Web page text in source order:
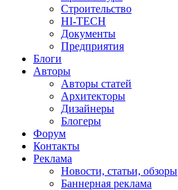
Строительство
HI-TECH
Документы
Предприятия
Блоги
Авторы
Авторы статей
Архитекторы
Дизайнеры
Блогеры
Форум
Контакты
Реклама
Новости, статьи, обзоры
Баннерная реклама